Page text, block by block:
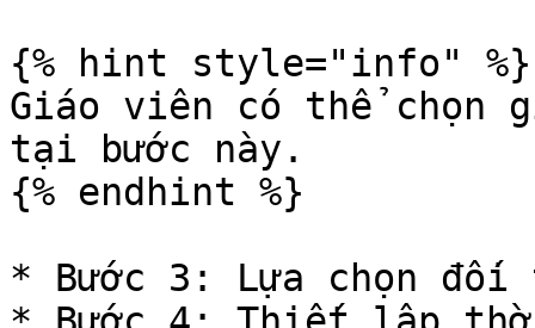
{% hint style="info" %}
Giáo viên có thể chọn
tại bước này.
{% endhint %}
* Bước 3: Lựa chọn